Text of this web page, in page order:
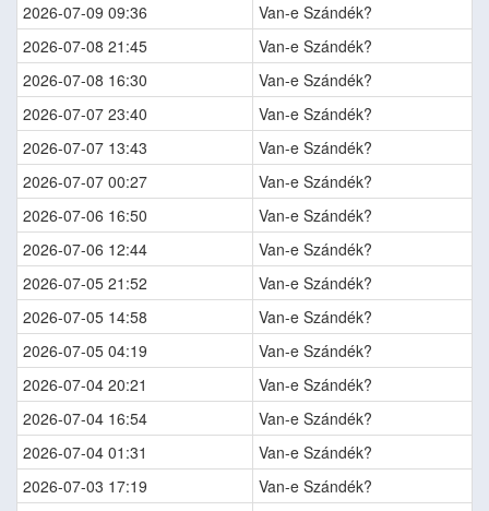
2026-07-09 09:36
Van-e Szándék?
2026-07-08 21:45
Van-e Szándék?
2026-07-08 16:30
Van-e Szándék?
2026-07-07 23:40
Van-e Szándék?
2026-07-07 13:43
Van-e Szándék?
2026-07-07 00:27
Van-e Szándék?
2026-07-06 16:50
Van-e Szándék?
2026-07-06 12:44
Van-e Szándék?
2026-07-05 21:52
Van-e Szándék?
2026-07-05 14:58
Van-e Szándék?
2026-07-05 04:19
Van-e Szándék?
2026-07-04 20:21
Van-e Szándék?
2026-07-04 16:54
Van-e Szándék?
2026-07-04 01:31
Van-e Szándék?
2026-07-03 17:19
Van-e Szándék?